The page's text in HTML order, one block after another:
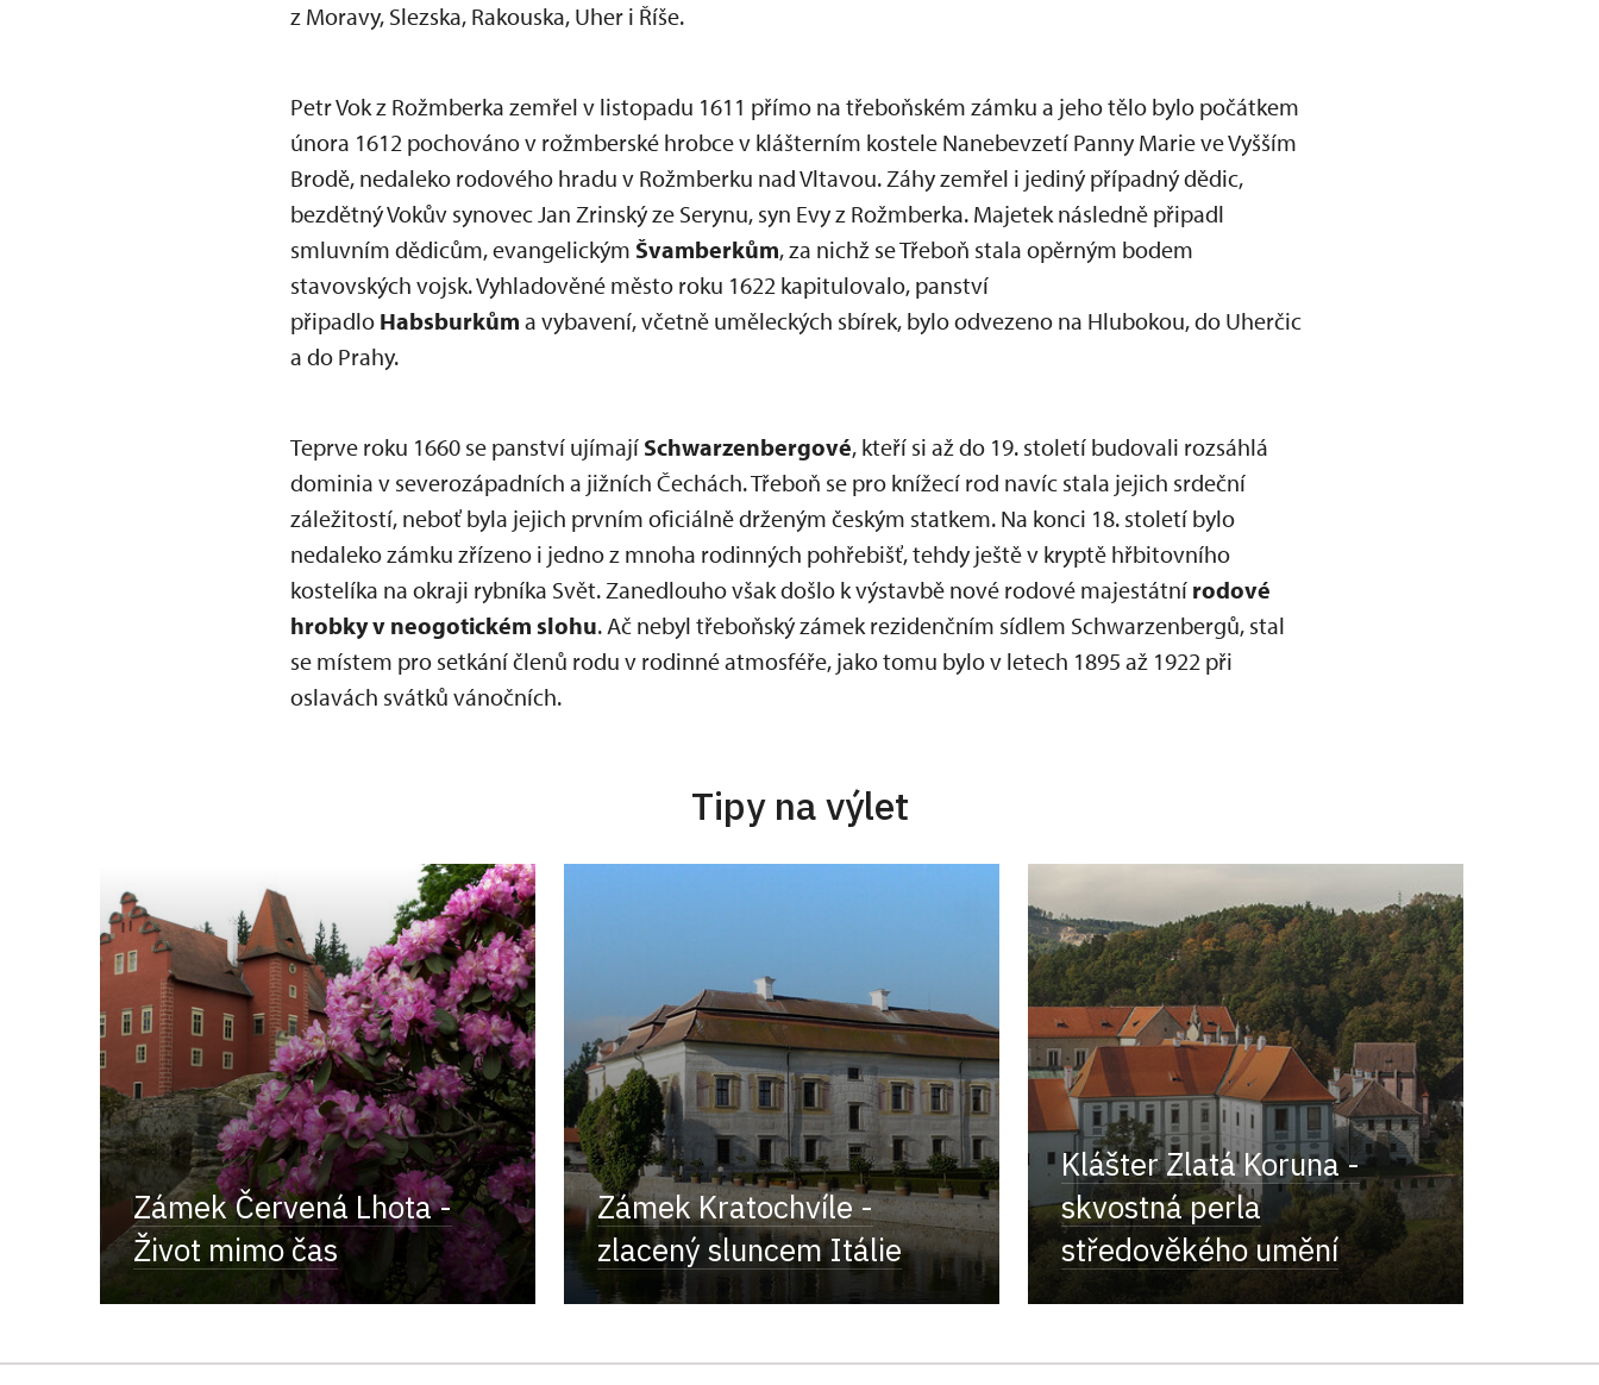
z Moravy, Slezska, Rakouska, Uher i Říše.
Petr Vok z Rožmberka zemřel v listopadu 1611 přímo na třeboňském zámku a jeho tělo bylo počátkem
února 1612 pochováno v rožmberské hrobce v klášterním kostele Nanebevzetí Panny Marie ve Vyšším
Brodě, nedaleko rodového hradu v Rožmberku nad Vltavou. Záhy zemřel i jediný případný dědic,
bezdětný Vokův synovec Jan Zrinský ze Serynu, syn Evy z Rožmberka. Majetek následně připadl
smluvním dědicům, evangelickým Švamberkům, za nichž se Třeboň stala opěrným bodem
stavovských vojsk. Vyhladověné město roku 1622 kapitulovalo, panství
připadlo Habsburkům a vybavení, včetně uměleckých sbírek, bylo odvezeno na Hlubokou, do Uherčic
a do Prahy.
Teprve roku 1660 se panství ujímají Schwarzenbergové, kteří si až do 19. století budovali rozsáhlá
dominia v severozápadních a jižních Čechách. Třeboň se pro knížecí rod navíc stala jejich srdeční
záležitostí, neboť byla jejich prvním oficiálně drženým českým statkem. Na konci 18. století bylo
nedaleko zámku zřízeno i jedno z mnoha rodinných pohřebišť, tehdy ještě v kryptě hřbitovního
kostelíka na okraji rybníka Svět. Zanedlouho však došlo k výstavbě nové rodové majestátní rodové
hrobky v neogotickém slohu. Ač nebyl třeboňský zámek rezidenčním sídlem Schwarzenbergů, stal
se místem pro setkání členů rodu v rodinné atmosféře, jako tomu bylo v letech 1895 až 1922 při
oslavách svátků vánočních.
Tipy na výlet
Zámek Červená Lhota -
Život mimo čas
Zámek Kratochvíle -
zlacený sluncem Itálie
Klášter Zlatá Koruna -
skvostná perla
středověkého umění